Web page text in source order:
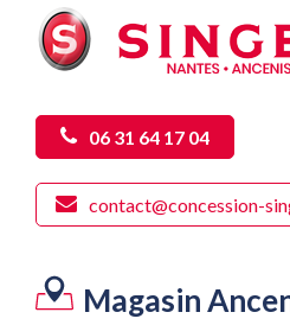
06 31 64 17 04
contact@concession-
Magasin